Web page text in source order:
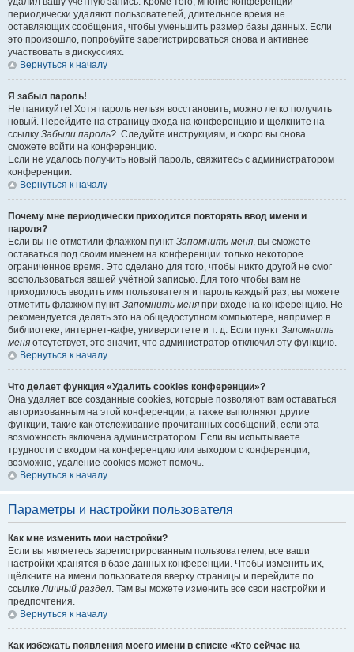
периодически удаляют пользователей, длительное время не
оставляющих сообщения, чтобы уменьшить размер базы данных. Если
это произошло, попробуйте зарегистрироваться снова и активнее
участвовать в дискуссиях.
Вернуться к началу
Я забыл пароль!
Не паникуйте! Хотя пароль нельзя восстановить, можно легко получить
новый. Перейдите на страницу входа на конференцию и щёлкните на
ссылку Забыли пароль?. Следуйте инструкциям, и скоро вы снова
сможете войти на конференцию.
Если не удалось получить новый пароль, свяжитесь с администратором
конференции.
Вернуться к началу
Почему мне периодически приходится повторять ввод имени и
пароля?
Если вы не отметили флажком пункт Запомнить меня, вы сможете
оставаться под своим именем на конференции только некоторое
ограниченное время. Это сделано для того, чтобы никто другой не смог
воспользоваться вашей учётной записью. Для того чтобы вам не
приходилось вводить имя пользователя и пароль каждый раз, вы можете
отметить флажком пункт Запомнить меня при входе на конференцию. Не
рекомендуется делать это на общедоступном компьютере, например в
библиотеке, интернет-кафе, университете и т. д. Если пункт Запомнить
меня отсутствует, это значит, что администратор отключил эту функцию.
Вернуться к началу
Что делает функция «Удалить cookies конференции»?
Она удаляет все созданные cookies, которые позволяют вам оставаться
авторизованным на этой конференции, а также выполняют другие
функции, такие как отслеживание прочитанных сообщений, если эта
возможность включена администратором. Если вы испытываете
трудности с входом на конференцию или выходом с конференции,
возможно, удаление cookies может помочь.
Вернуться к началу
Параметры и настройки пользователя
Как мне изменить мои настройки?
Если вы являетесь зарегистрированным пользователем, все ваши
настройки хранятся в базе данных конференции. Чтобы изменить их,
щёлкните на имени пользователя вверху страницы и перейдите по
ссылкеЛичный раздел. Там вы можете изменить все свои настройки и
предпочтения.
Вернуться к началу
Как избежать появления моего имени в списке «Кто сейчас на